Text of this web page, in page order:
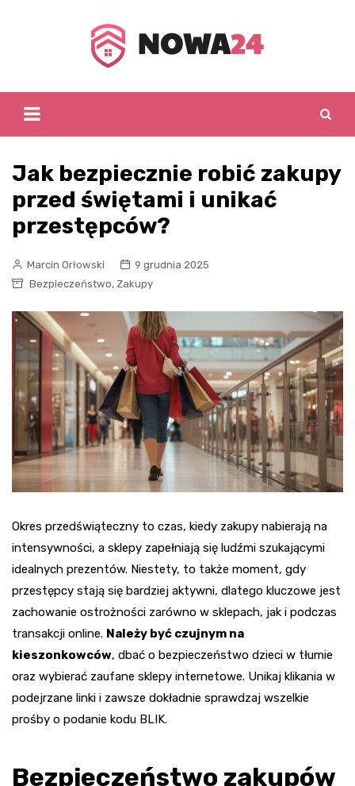
Jak bezpiecznie robić zakupy
przed świętami i unikać
przestępców?
Marcin Orłowski
9 grudnia 2025
Bezpieczeństwo, Zakupy
Okres przedświąteczny to czas, kiedy zakupy nabierają na
intensywności, a sklepy zapełniają się ludźmi szukającymi
idealnych prezentów. Niestety, to także moment, gdy
przestępcy stają się bardziej aktywni, dlatego kluczowe jest
zachowanie ostrożności zarówno w sklepach, jak i podczas
transakcji online. Należy być czujnym na
kieszonkowców, dbać o bezpieczeństwo dzieci w tłumie
oraz wybierać zaufane sklepy internetowe. Unikaj klikania w
podejrzane linki i zawsze dokładnie sprawdzaj wszelkie
prośby o podanie kodu BLIK.
Bezpieczeństwo zakupów